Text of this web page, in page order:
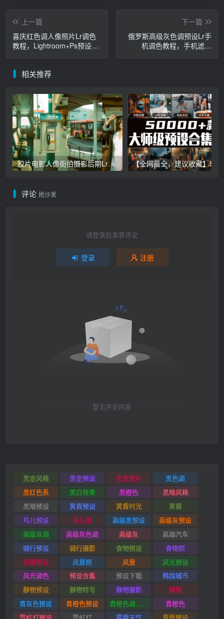
上一篇
喜庆红色调人像照片Lr调色
教程，Lightroom+Ps预设手
下一篇
俄罗斯高级灰色调预设Lr手
机调色教程，手机滤镜
相关推荐
胶片电影人像街拍摄影后期Lr调色教程，手机滤镜PS+Lightroom预设下载！
评论 抢沙发
请登录后发表评论
登录 注册
暂无评论内容
黑金风格 黑金预设 黑金胶片
黑色调
黑红色系
黑白效果 黑橙色
黑暗风格
黑暗预设
黄昏预设 黄昏时光
黄昏
鸟儿预设
鸟儿照 高级黑预设
高级灰预设
高级灰调
高级灰色调 高级灰
高端汽车
骑行预设
骑行摄影 食物预设
食物照
风景预设
风景照 风景
风光预设
风光调色
预设合集 预设下载
韩国城市
静物预设
静物特写 静物摄影
静物
青灰色预设
青橙色预设 青橙色调预设
青橙色